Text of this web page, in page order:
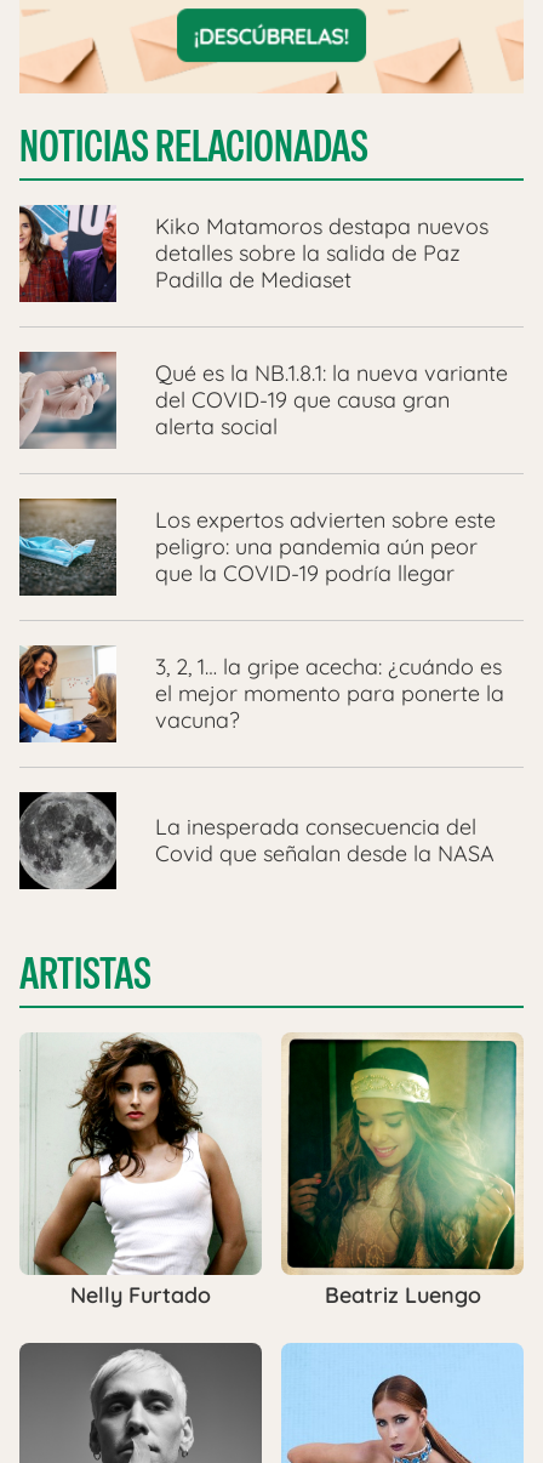
NOTICIAS RELACIONADAS
Kiko Matamoros destapa nuevos
detalles sobre la salida de Paz
Padilla de Mediaset
Qué es la NB.1.8.1: la nueva variante
del COVID-19 que causa gran
alerta social
Los expertos advierten sobre este
peligro: una pandemia aún peor
que la COVID-19 podría llegar
3, 2, 1… la gripe acecha: ¿cuándo es
el mejor momento para ponerte la
vacuna?
La inesperada consecuencia del
Covid que señalan desde la NASA
ARTISTAS
Nelly Furtado Beatriz Luengo